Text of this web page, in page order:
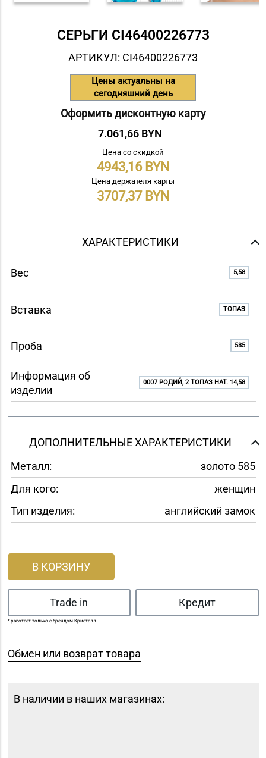
СЕРЬГИ СI46400226773
АРТИКУЛ: СI46400226773
Цены актуальны на
сегодняшний день
Оформить дисконтную карту
7.061,66 BYN
Цена со скидкой
4943,16
Цена держателя карты
3707,37
ХАРАКТЕРИСТИКИ
Вес 5,58
Вставка ТОПАЗ
Проба 585
Информация об
изделии
0007 РОДИЙ, 2 ТОПАЗ НАТ. 14,58
ДОПОЛНИТЕЛЬНЫЕ ХАРАКТЕРИСТИКИ
Металл:
золото 585
Для кого:
женщин
Тип изделия:
английский замок
В КОРЗИНУ
Trade in Кредит
* работает только с брендом Кристалл
Обмен или возврат товара
В наличии в наших магазинах: